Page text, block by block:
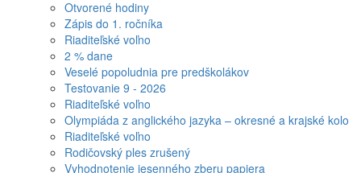
Otvorené hodiny
Zápis do 1. ročníka
Riaditeľské voľno
2 % dane
Veselé popoludnia pre predškolákov
Testovanie 9 - 2026
Riaditeľské voľno
Olympiáda z anglického jazyka – okresné a krajské kolo
Riaditeľské voľno
Rodičovský ples zrušený
Vyhodnotenie jesenného zberu papiera